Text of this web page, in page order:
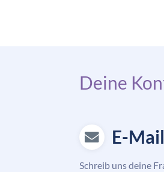
Deine
E-Mail
Schreib uns deine